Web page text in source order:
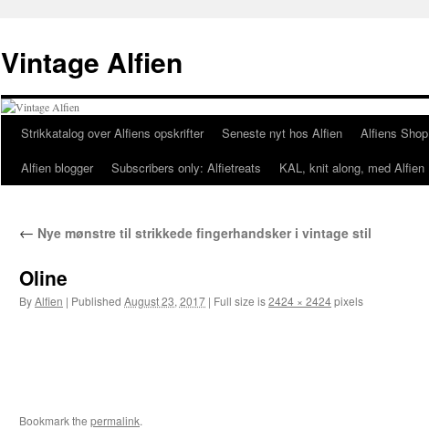
content
Vintage Alfien
Strikkatalog over Alfiens opskrifter Seneste nyt hos Alfien Alfiens Shop
Alfien blogger
Subscribers only: Alfietreats KAL, knit along, med Alfien
← Nye mønstre til strikkede fingerhandsker i vintage stil
Oline
ByAlfien | Published August 23, 2017 | Full size is2424 × 2424pixels
Bookmark the permalink.